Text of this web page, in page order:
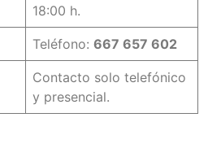
18:00 h.
Teléfono: 667 657 602
Contacto solo telefónico
y presencial.